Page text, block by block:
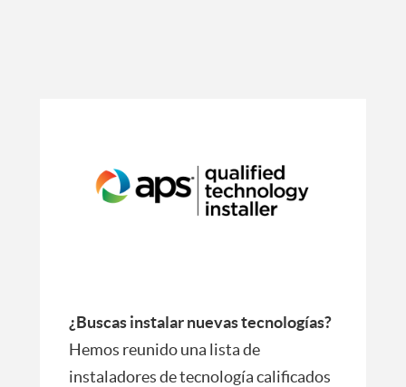
¿Buscas instalar nuevas tecnologías?
Hemos reunido una lista de
instaladores de tecnología calificados